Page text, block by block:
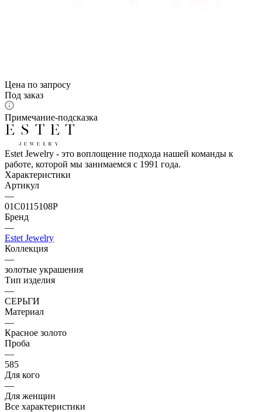
Цена по запросу
Под заказ
Примечание-подсказка
Estet Jewelry - это воплощение подхода нашей команды к
работе, которой мы занимаемся с 1991 года.
Характеристики
Артикул
—
01С0115108Р
Бренд
—
Estet Jewelry
Коллекция
—
золотые украшения
Тип изделия
—
СЕРЬГИ
Материал
—
Красное золото
Проба
—
585
Для кого
—
Для женщин
Все характеристики